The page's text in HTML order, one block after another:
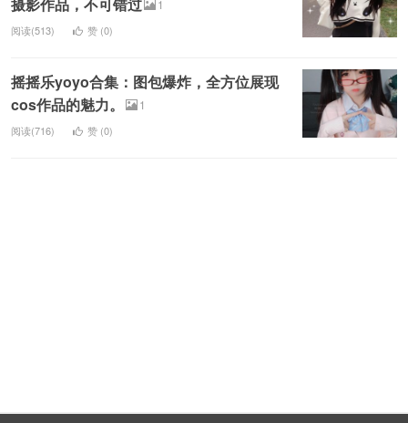
1
阅读(513) 赞 (0)
摇摇乐yoyo合集：图包爆炸，全方位展现
cos作品的魅力。
1
阅读(716) 赞 (0)